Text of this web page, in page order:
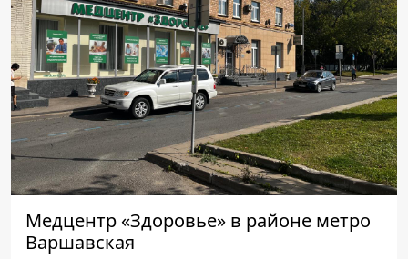
Медцентр «Здоровье» в районе метро
Варшавская